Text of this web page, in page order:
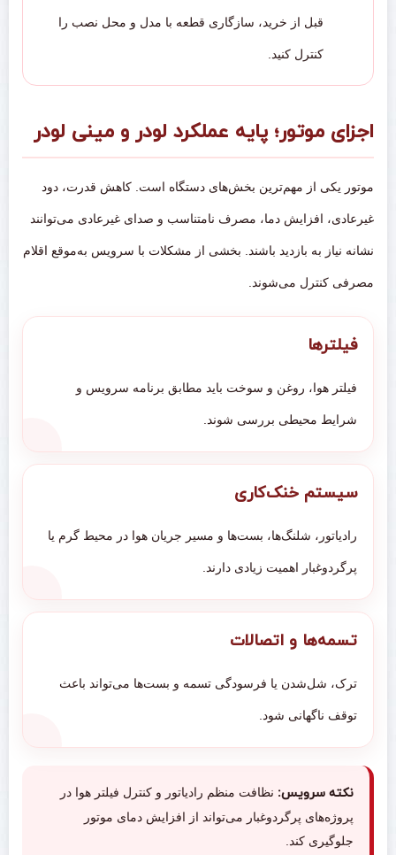
قبل از خرید، سازگاری قطعه با مدل و محل نصب را
کنترل کنید.
اجزای موتور؛ پایه عملکرد لودر و مینی لودر
موتور یکی از مهم‌ترین بخش‌های دستگاه است. کاهش قدرت، دود
غیرعادی، افزایش دما، مصرف نامتناسب و صدای غیرعادی می‌توانند
نشانه نیاز به بازدید باشند. بخشی از مشکلات با سرویس به‌موقع اقلام
مصرفی کنترل می‌شوند.
فیلترها
فیلتر هوا، روغن و سوخت باید مطابق برنامه سرویس و
شرایط محیطی بررسی شوند.
سیستم خنک‌کاری
رادیاتور، شلنگ‌ها، بست‌ها و مسیر جریان هوا در محیط گرم یا
پرگردوغبار اهمیت زیادی دارند.
تسمه‌ها و اتصالات
ترک، شل‌شدن یا فرسودگی تسمه و بست‌ها می‌تواند باعث
توقف ناگهانی شود.
نکته سرویس: نظافت منظم رادیاتور و کنترل فیلتر هوا در
پروژه‌های پرگردوغبار می‌تواند از افزایش دمای موتور
جلوگیری کند.